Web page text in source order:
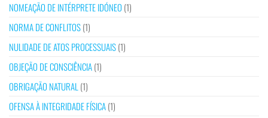
NOMEAÇÃO DE INTÉRPRETE IDÓNEO (1)
NORMA DE CONFLITOS(1)
NULIDADE DE ATOS PROCESSUAIS(1)
OBJEÇÃO DE CONSCIÊNCIA(1)
OBRIGAÇÃO NATURAL (1)
OFENSA À INTEGRIDADE FÍSICA(1)